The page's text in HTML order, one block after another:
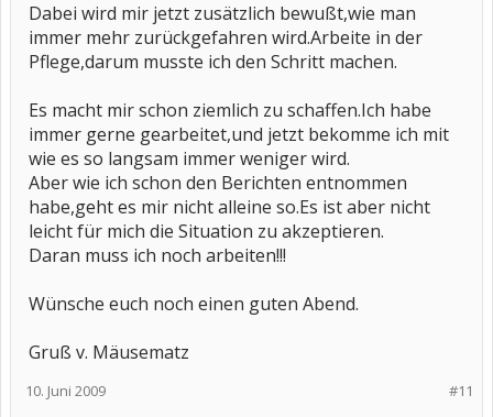
Dabei wird mir jetzt zusätzlich bewußt,wie man
immer mehr zurückgefahren wird.Arbeite in der
Pflege,darum musste ich den Schritt machen.
Es macht mir schon ziemlich zu schaffen.Ich habe
immer gerne gearbeitet,und jetzt bekomme ich mit
wie es so langsam immer weniger wird.
Aber wie ich schon den Berichten entnommen
habe,geht es mir nicht alleine so.Es ist aber nicht
leicht für mich die Situation zu akzeptieren.
Daran muss ich noch arbeiten!!!
Wünsche euch noch einen guten Abend.
Gruß v. Mäusematz
#11
10. Juni 2009